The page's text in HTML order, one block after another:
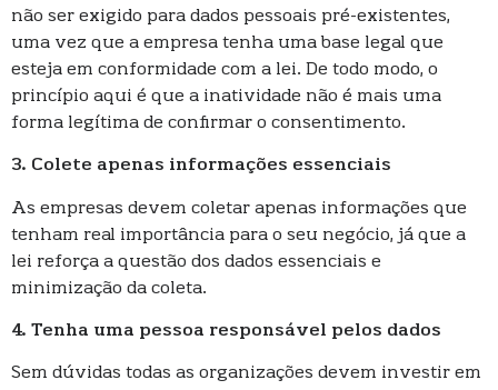
não ser exigido para dados pessoais pré-existentes,
uma vez que a empresa tenha uma base legal que
esteja em conformidade com a lei. De todo modo, o
princípio aqui é que a inatividade não é mais uma
forma legítima de confirmar o consentimento.
3. Colete apenas informações essenciais
As empresas devem coletar apenas informações que
tenham real importância para o seu negócio, já que a
lei reforça a questão dos dados essenciais e
minimização da coleta.
4. Tenha uma pessoa responsável pelos dados
Sem dúvidas todas as organizações devem investir em